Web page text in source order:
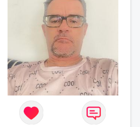
long chemin de bonheur
durable. Je suis entièrement